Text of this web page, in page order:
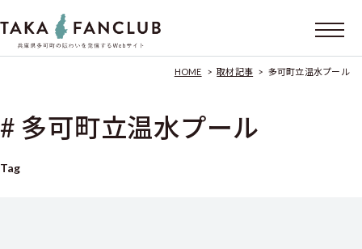
HOME > 取材記事 > 多可町立温水プール
# 多可町立温水プール
Tag